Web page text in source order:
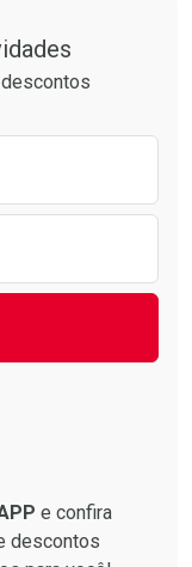
55,99/cada
e confira
descontos